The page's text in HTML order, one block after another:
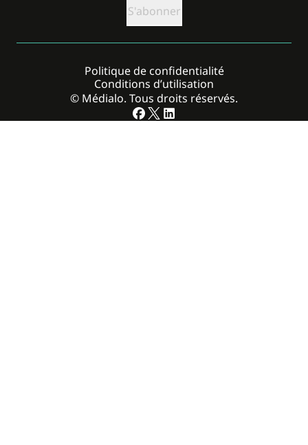
© Médialo. Tous droits réservés.
Politique de confidentialité
Conditions d’utilisation